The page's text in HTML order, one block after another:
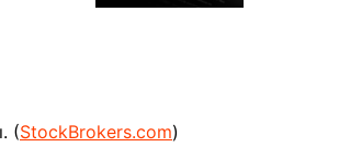
(StockBrokers.com)